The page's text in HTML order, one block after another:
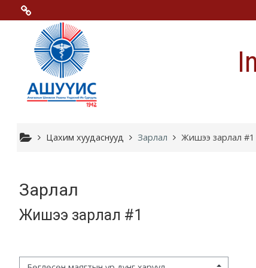
Үндсэн гарчигт очих
Menu 2
Moodle community
Moodle free support
Moodle development
Moodle.com
Цахим хуудаснууд Зарлал Жишээ зарлал #1
Зарлал
Жишээ зарлал #1